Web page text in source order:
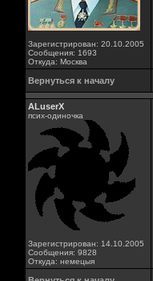
Зарегистрирован: 20.10.2005
Сообщения: 1693
Откуда: Москва
Вернуться к началу
ALuserX
псих-одиночка
Зарегистрирован: 14.10.2005
Сообщения: 9828
Откуда: немецыя